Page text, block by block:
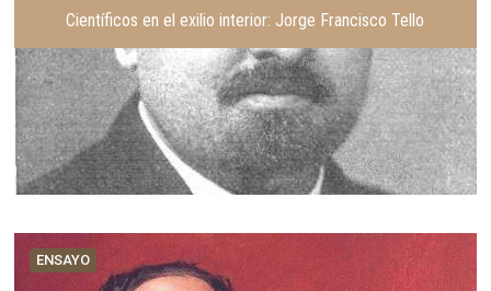
Científicos en el exilio interior: Jorge Francisco Tello
ENSAYO